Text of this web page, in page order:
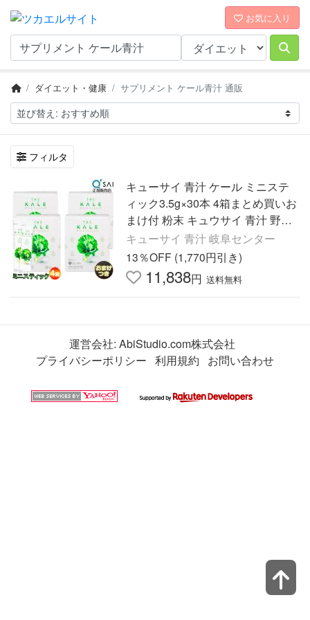
お気に入り
ダイエット・健康 サプリメント ケール青汁 通販
フィルタ
キューサイ 青汁 ケール ミニステ
ィック3.5g×30本 4箱まとめ買いお
まけ付 粉末 キュウサイ 青汁 野菜
不足 国産 健康飲料 ドリンク サプ
リメント ケール青汁
キューサイ 青汁 岐阜センター
13％OFF (1,770円引き)
11,838円 送料無料
運営会社: AbiStudio.com株式会社
プライバシーポリシー 利用規約 お問い合わせ